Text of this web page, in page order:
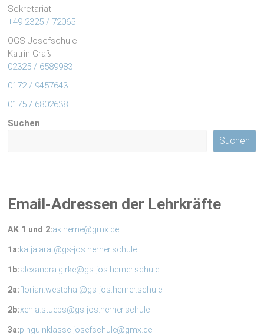
Sekretariat
+49 2325 / 72065
OGS Josefschule
Katrin Graß
02325 / 6589983
0172 / 9457643
0175 / 6802638
Suchen
Suchen
Email-Adressen der Lehrkräfte
AK 1 und 2:ak.herne@gmx.de
1a:katja.arat@gs-jos.herner.schule
1b:alexandra.girke@gs-jos.herner.schule
2a:florian.westphal@gs-jos.herner.schule
2b:xenia.stuebs@gs-jos.herner.schule
3a:pinguinklasse-josefschule@gmx.de